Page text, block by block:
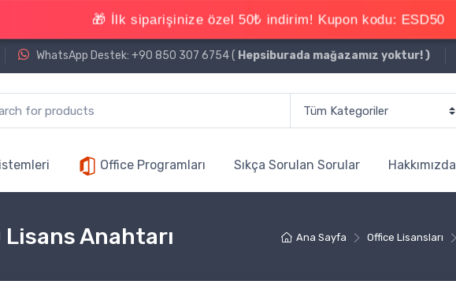
WhatsApp Destek: +90 850 307 6754 ( Hepsiburada mağazamız yoktur!)
Office Programları Sıkça Sorulan Sorular Hakkımızda
Ana Sayfa Office Lisansları
Lisans Anahtarı